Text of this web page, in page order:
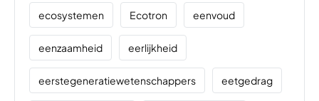
ecosystemen Ecotron eenvoud
eenzaamheid eerlijkheid
eerstegeneratiewetenschappers eetgedrag